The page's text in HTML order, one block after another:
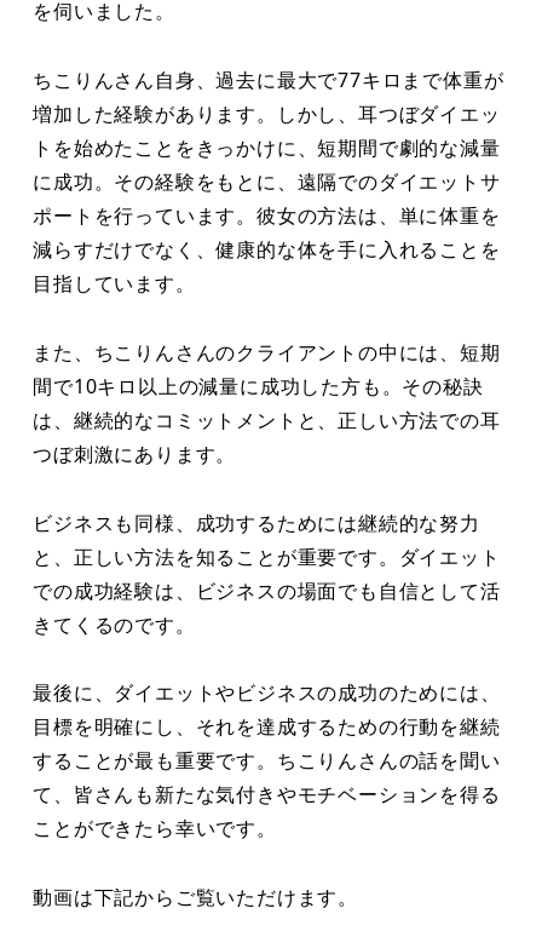
を伺いました。
ちこりんさん自身、過去に最大で77キロまで体重が
増加した経験があります。しかし、耳つぼダイエッ
トを始めたことをきっかけに、短期間で劇的な減量
に成功。その経験をもとに、遠隔でのダイエットサ
ポートを行っています。彼女の方法は、単に体重を
減らすだけでなく、健康的な体を手に入れることを
目指しています。
また、ちこりんさんのクライアントの中には、短期
間で10キロ以上の減量に成功した方も。その秘訣
は、継続的なコミットメントと、正しい方法での耳
つぼ刺激にあります。
ビジネスも同様、成功するためには継続的な努力
と、正しい方法を知ることが重要です。ダイエット
での成功経験は、ビジネスの場面でも自信として活
きてくるのです。
最後に、ダイエットやビジネスの成功のためには、
目標を明確にし、それを達成するための行動を継続
することが最も重要です。ちこりんさんの話を聞い
て、皆さんも新たな気付きやモチベーションを得る
ことができたら幸いです。
動画は下記からご覧いただけます。